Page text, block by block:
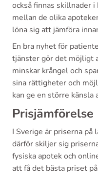
också finnas skillnader
mellan de olika
löna sig att jämföra
En bra nyhet för
tjänster gör det möjligt
minskar krångel och
sina rättigheter och
kan ge en större
Prisjämförelse
I Sverige är priserna på
därför skiljer sig
fysiska apotek och
att få det bästa priset